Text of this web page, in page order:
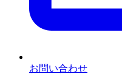
お問い合わせ